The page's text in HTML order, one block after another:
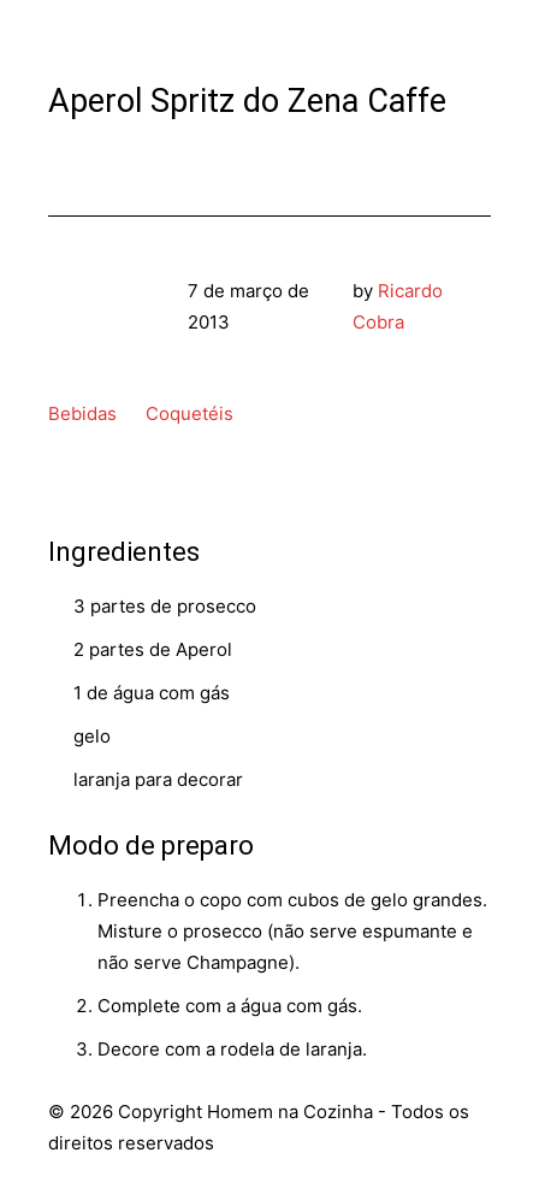
Aperol Spritz do Zena Caffe
7 de março de
2013
by Ricardo
Cobra
Bebidas Coquetéis
Ingredientes
3 partes de prosecco
2 partes de Aperol
1 de água com gás
gelo
laranja para decorar
Modo de preparo
Preencha o copo com cubos de gelo grandes.
Misture o prosecco (não serve espumante e
não serve Champagne).
Complete com a água com gás.
Decore com a rodela de laranja.
© 2026 Copyright Homem na Cozinha - Todos os
direitos reservados